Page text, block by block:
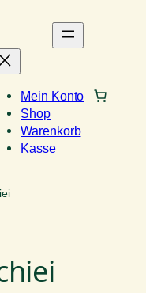
Mein Konto
Shop
Warenkorb
Kasse